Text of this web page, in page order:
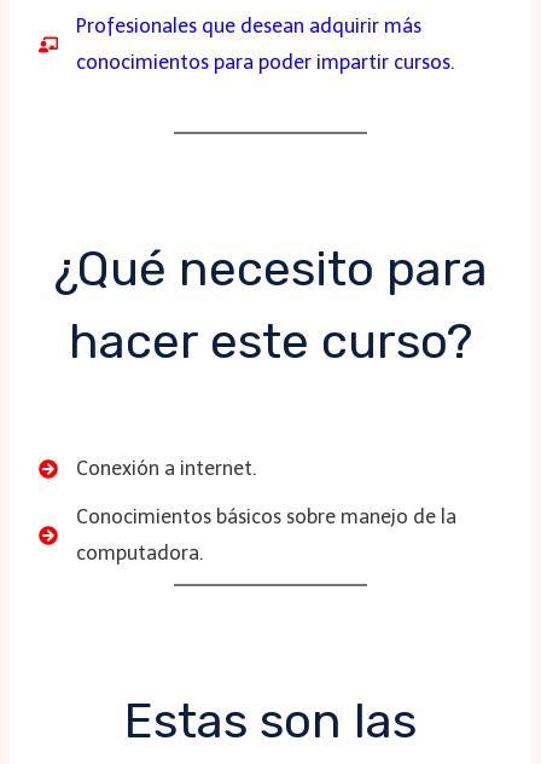
Profesionales que desean adquirir más
conocimientos para poder impartir cursos.
¿Qué necesito para
hacer este curso?
Conexión a internet.
Conocimientos básicos sobre manejo de la
computadora.
Estas son las